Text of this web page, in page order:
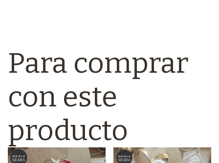
Para comprar
con este
producto